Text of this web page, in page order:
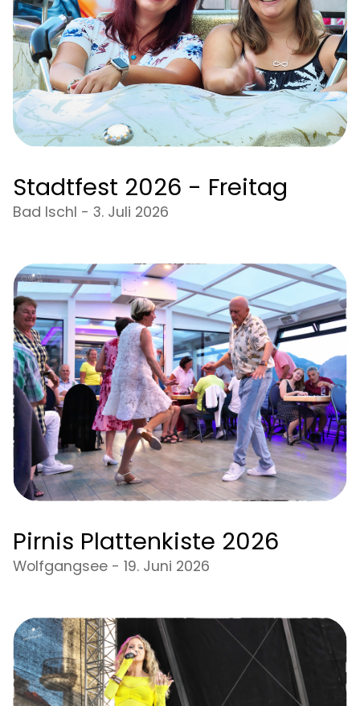
Stadtfest 2026 - Freitag
Bad Ischl - 3. Juli 2026
Pirnis Plattenkiste 2026
Wolfgangsee - 19. Juni 2026